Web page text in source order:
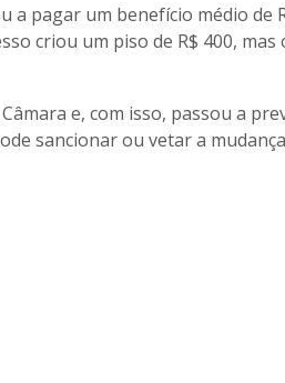
pagar um benefício médio de
criou um piso de R$ 400,
e, com isso, passou a
sancionar ou vetar a